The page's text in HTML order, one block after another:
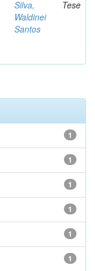
Silva,
Waldinei
Santos
Tese
1
1
1
1
1
1